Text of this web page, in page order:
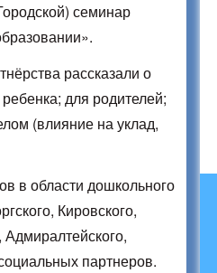
семинар
рассказали о
для родителей;
(влияние на уклад,
в области дошкольного
Кировского,
партнеров.